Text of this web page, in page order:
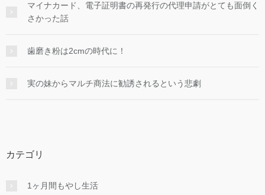
マイナカード、電子証明書の再発行の代理申請がとても面倒く
さかった話
歯磨き粉は2cmの時代に！
実の妹からマルチ商法に勧誘されるという悲劇
カテゴリ
1ヶ月間もやし生活